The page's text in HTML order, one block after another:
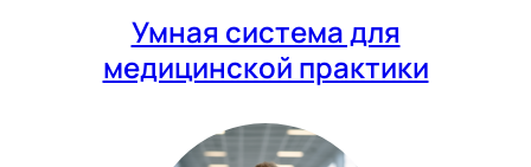
Умная система для
медицинской практики